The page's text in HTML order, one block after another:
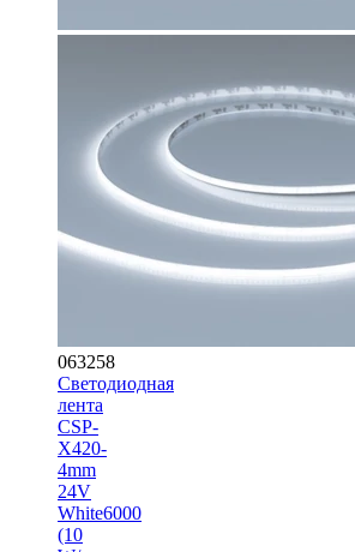
063258
Светодиодная
лента
CSP-
X420-
4mm
24V
White6000
(10